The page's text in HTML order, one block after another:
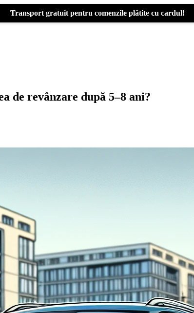
Transport gratuit pentru comenzile plătite cu cardul!
de revânzare după 5–8 ani?